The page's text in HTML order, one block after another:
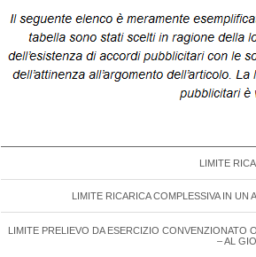
LIMITE
LIMITE RICARICA COMPLESSIVA IN UN
LIMITE PRELIEVO DA ESERCIZIO CONVENZIONATO
– AL